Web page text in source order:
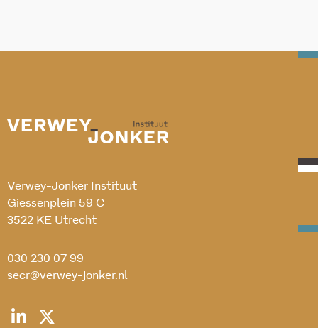
Verwey-Jonker Instituut
Giessenplein 59 C
3522 KE Utrecht
030 230 07 99
secr@verwey-jonker.nl